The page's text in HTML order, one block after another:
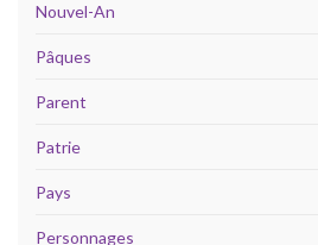
Nouvel-An
Pâques
Parent
Patrie
Pays
Personnages